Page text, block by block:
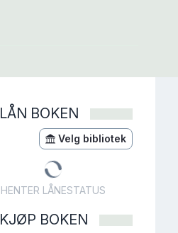
LÅN BOKEN
Velg bibliotek
HENTER LÅNESTATUS
KJØP BOKEN